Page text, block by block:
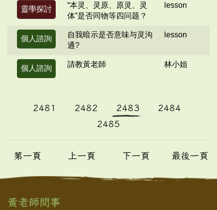
靈學探討
“本灵、灵原、原灵、灵
体”是否同物等四问题？
lesson
個人諮詢
自我暗示是否意味与灵沟
通?
lesson
個人諮詢 請教黃老師 林小姐
2481 2482 2483
2484
2485
第一頁 上一頁 下一頁 最後一頁
黃老師問事